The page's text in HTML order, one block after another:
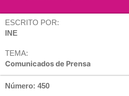
ESCRITO POR:
INE
TEMA:
Comunicados de Prensa
Número: 450